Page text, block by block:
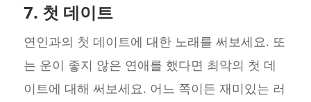
7. 첫 데이트
연인과의 첫 데이트에 대한 노래를 써보세요. 또
는 운이 좋지 않은 연애를 했다면 최악의 첫 데
이트에 대해 써보세요. 어느 쪽이든 재미있는 러